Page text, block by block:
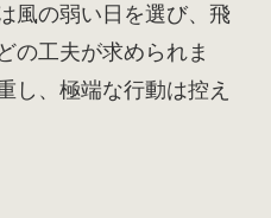
風の弱い日を選び、飛
の工夫が求められま
し、極端な行動は控え